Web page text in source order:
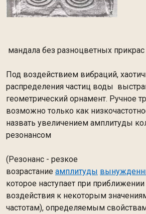
мандала без разноцветных прикрас
Под воздействием вибраций,
распределения частиц воды
геометрический орнамент. Ручное
возможно только как
назвать увеличением амплитуды
резонансом
(Резонанс - резкое
возрастание амплитуды
которое наступает при приближении
воздействия к некоторым
частотам), определяемым